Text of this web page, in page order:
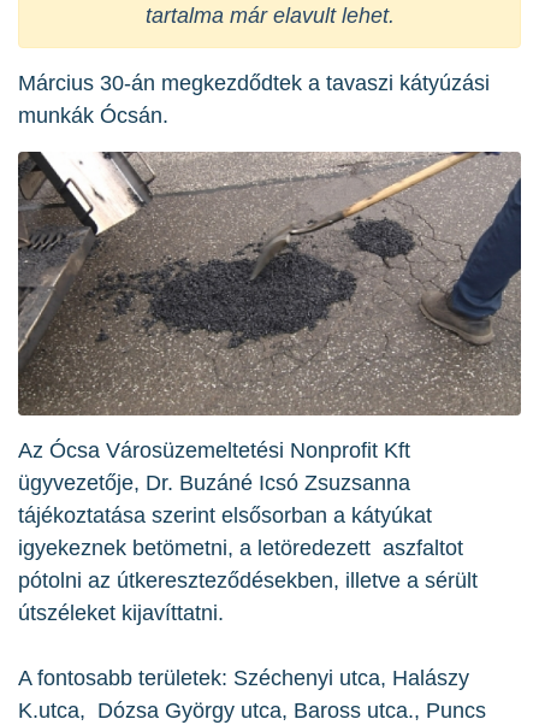
tartalma már elavult lehet.
Március 30-án megkezdődtek a tavaszi kátyúzási
munkák Ócsán.
Az Ócsa Városüzemeltetési Nonprofit Kft
ügyvezetője, Dr. Buzáné Icsó Zsuzsanna
tájékoztatása szerint elsősorban a kátyúkat
igyekeznek betömetni, a letöredezett aszfaltot
pótolni az útkereszteződésekben, illetve a sérült
útszéleket kijavíttatni.
A fontosabb területek: Széchenyi utca, Halászy
K.utca, Dózsa György utca, Baross utca., Puncs